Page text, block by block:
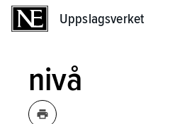
Uppslagsverket
nivå